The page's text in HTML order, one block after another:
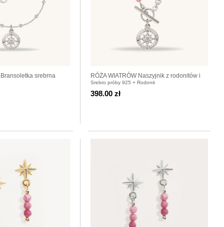
Bransoletka srebrna
RÓŻA WIATRÓW Naszyjnik z rodonitów i
srebra 925
Srebro próby 925 + Rodonit
398.00 zł